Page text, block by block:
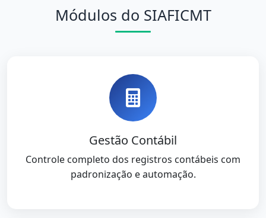
Módulos do SIAFICMT
Gestão Contábil
Controle completo dos registros contábeis com
padronização e automação.